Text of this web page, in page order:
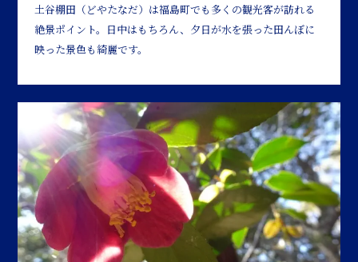
土谷棚田（どやたなだ）は福島町でも多くの観光客が訪れる
絶景ポイント。日中はもちろん、夕日が水を張った田んぼに
映った景色も綺麗です。